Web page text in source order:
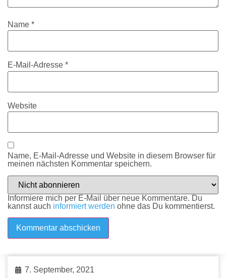
Name *
E-Mail-Adresse *
Website
Name, E-Mail-Adresse und Website in diesem Browser für
meinen nächsten Kommentar speichern.
Informiere mich per E-Mail über neue Kommentare. Du
kannst auch informiert werden ohne das Du kommentierst.
7. September, 2021